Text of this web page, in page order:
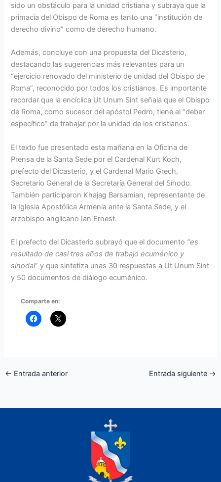
sido un obstáculo para la unidad cristiana y subraya que la
primacía del Obispo de Roma es tanto una “institución de
derecho divino” como de derecho humano.
Además, concluye con una propuesta del Dicasterio,
destacando las sugerencias más relevantes para un
“ejercicio renovado del ministerio de unidad del Obispo de
Roma”, reconocido por todos los cristianos. Es importante
recordar que la encíclica Ut Unum Sint señala que el Obispo
de Roma, como sucesor del apóstol Pedro, tiene el “deber
específico” de trabajar por la unidad de los cristianos.
El texto fue presentado esta mañana en la Oficina de
Prensa de la Santa Sede por el Cardenal Kurt Koch,
prefecto del Dicasterio, y el Cardenal Mario Grech,
Secretario General de la Secretaría General del Sínodo.
También participaron Khajag Barsamian, representante de
la Iglesia Apostólica Armenia ante la Santa Sede, y el
arzobispo anglicano Ian Ernest.
El prefecto del Dicasterio subrayó que el documento “es
resultado de casi tres años de trabajo ecuménico y
sinodal” y que sintetiza unas 30 respuestas a Ut Unum Sint
y 50 documentos de diálogo ecuménico.
Comparte en:
← Entrada anterior Entrada siguiente →